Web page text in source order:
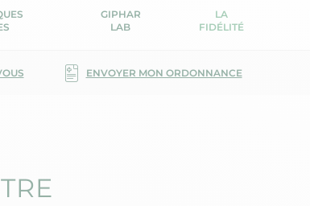
GIPHAR
LAB
LA
FIDÉLITÉ
ENVOYER MON ORDONNANCE